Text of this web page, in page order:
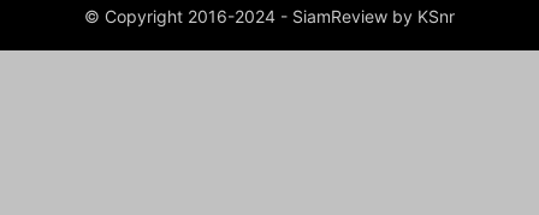
© Copyright 2016-2024 - SiamReview by KSnr